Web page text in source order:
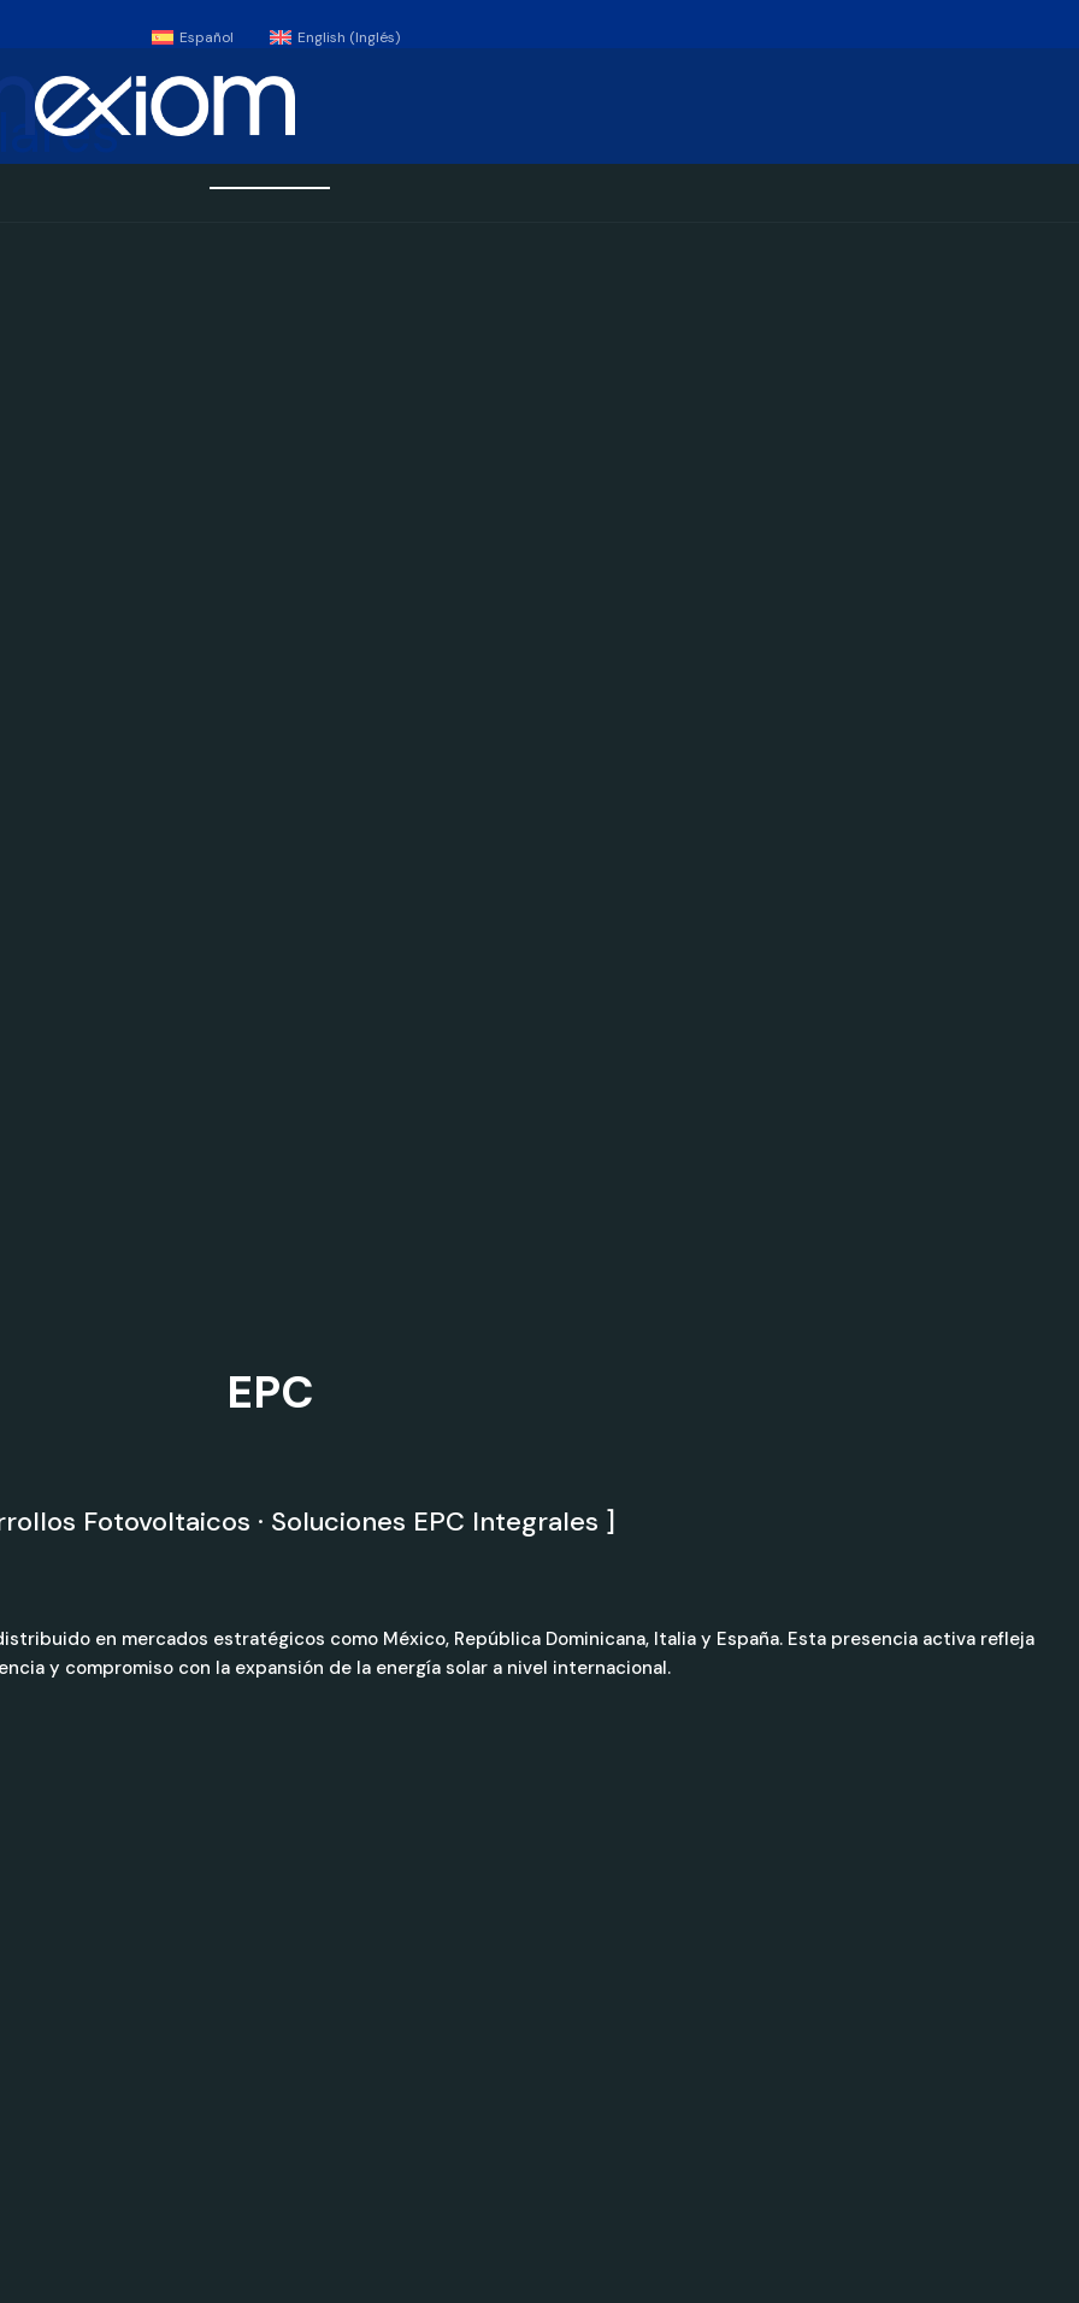
Español English (Inglés)
EPC
Fotovoltaicos · Soluciones EPC Integrales ]
en mercados estratégicos como México, República Dominicana, Italia y España. Esta presencia activa refleja
y compromiso con la expansión de la energía solar a nivel internacional.